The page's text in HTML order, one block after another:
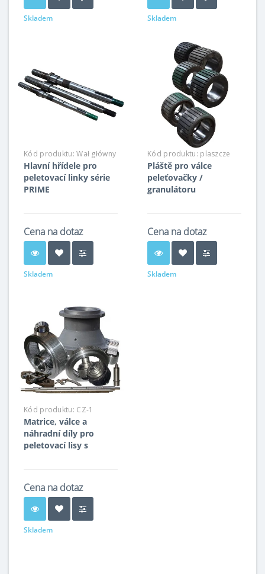
Skladem Skladem
Kód produktu:Wał główny
Hlavní hřídele pro
peletovací linky série
PRIME
Cena na dotaz
Skladem
Kód produktu: plaszcze
Pláště pro válce
peleťovačky /
granulátoru
Cena na dotaz
Skladem
Kód produktu: CZ-1
Matrice, válce a
náhradní díly pro
peletovací lisy s
Cena na dotaz
Skladem